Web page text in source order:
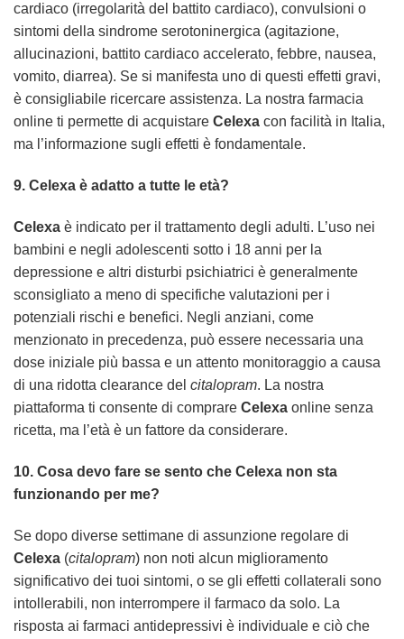
cardiaco (irregolarità del battito cardiaco), convulsioni o
sintomi della sindrome serotoninergica (agitazione,
allucinazioni, battito cardiaco accelerato, febbre, nausea,
vomito, diarrea). Se si manifesta uno di questi effetti gravi,
è consigliabile ricercare assistenza. La nostra farmacia
online ti permette di acquistare Celexa con facilità in Italia,
ma l’informazione sugli effetti è fondamentale.
9. Celexa è adatto a tutte le età?
Celexa è indicato per il trattamento degli adulti. L’uso nei
bambini e negli adolescenti sotto i 18 anni per la
depressione e altri disturbi psichiatrici è generalmente
sconsigliato a meno di specifiche valutazioni per i
potenziali rischi e benefici. Negli anziani, come
menzionato in precedenza, può essere necessaria una
dose iniziale più bassa e un attento monitoraggio a causa
di una ridotta clearance del citalopram. La nostra
piattaforma ti consente di comprare Celexa online senza
ricetta, ma l’età è un fattore da considerare.
10. Cosa devo fare se sento che Celexa non sta
funzionando per me?
Se dopo diverse settimane di assunzione regolare di
Celexa (citalopram) non noti alcun miglioramento
significativo dei tuoi sintomi, o se gli effetti collaterali sono
intollerabili, non interrompere il farmaco da solo. La
risposta ai farmaci antidepressivi è individuale e ciò che